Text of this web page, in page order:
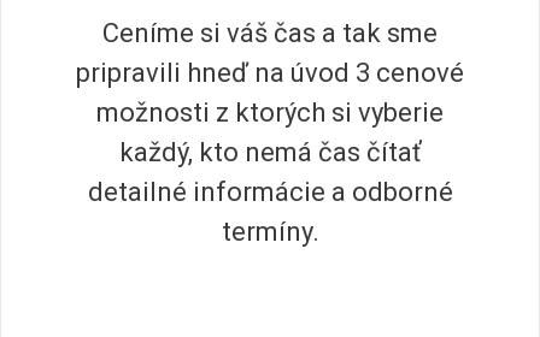
Ceníme si váš čas a tak sme
pripravili hneď na úvod 3 cenové
možnosti z ktorých si vyberie
každý, kto nemá čas čítať
detailné informácie a odborné
termíny.